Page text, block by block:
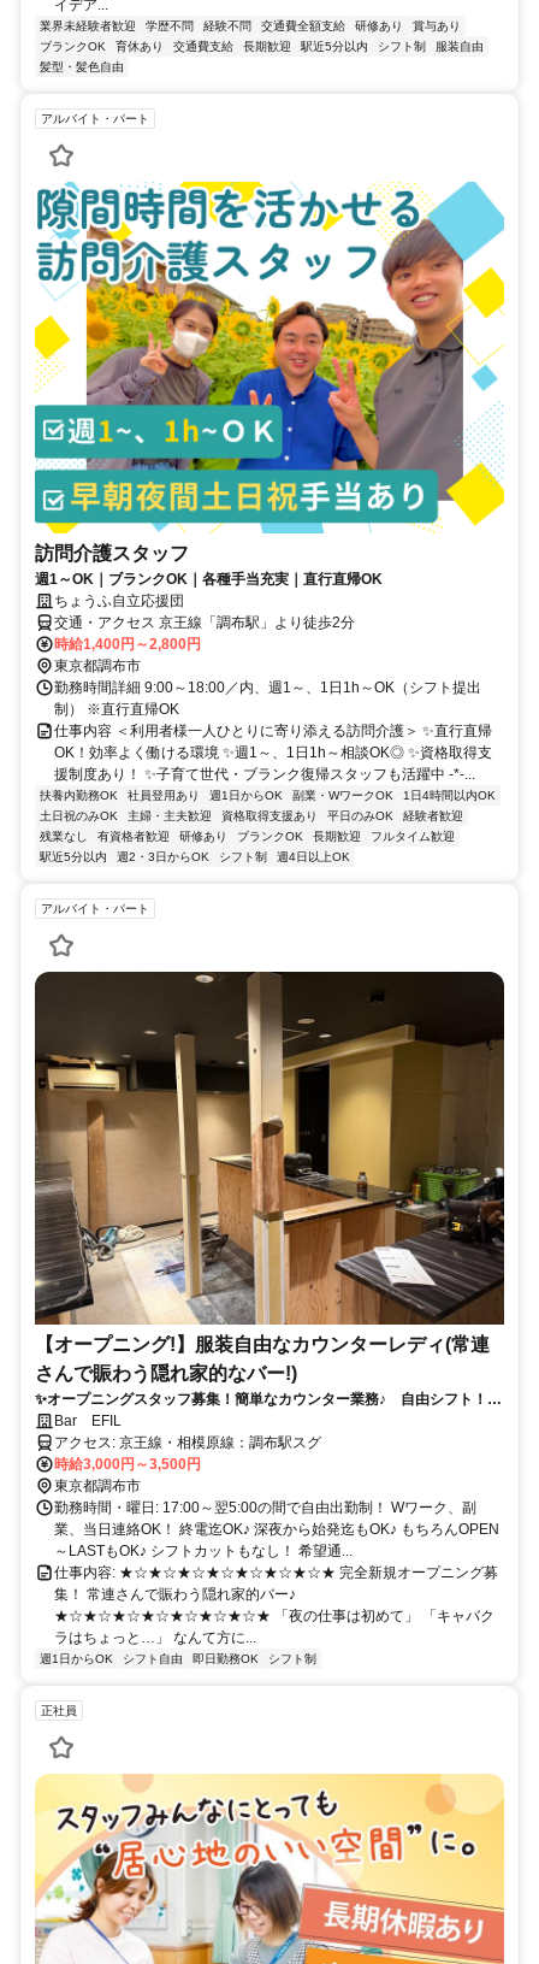
イデア...
業界未経験者歓迎 学歴不問 経験不問 交通費全額支給 研修あり
賞与あり
ブランクOK
育休あり 交通費支給 長期歓迎 駅近5分以内 シフト制
服装自由
髪型・髪色自由
アルバイト・パート
訪問介護スタッフ
週1～OK｜ブランクOK｜各種手当充実｜直行直帰OK
ちょうふ自立応援団
交通・アクセス 京王線「調布駅」より徒歩2分
時給1,400円～2,800円
東京都調布市
勤務時間詳細 9:00～18:00／内、週1～、1日1h～OK（シフト提出
制） ※直行直帰OK
仕事内容 ＜利用者様一人ひとりに寄り添える訪問介護＞ ✨直行直帰
OK！効率よく働ける環境 ✨週1～、1日1h～相談OK◎ ✨資格取得支
援制度あり！ ✨子育て世代・ブランク復帰スタッフも活躍中 -*-...
扶養内勤務OK 社員登用あり 週1日からOK 副業・WワークOK
1日4時間以内OK
土日祝のみOK
主婦・主夫歓迎 資格取得支援あり 平日のみOK
経験者歓迎
残業なし
有資格者歓迎 研修あり ブランクOK 長期歓迎
フルタイム歓迎
駅近5分以内
週2・3日からOK シフト制 週4日以上OK
アルバイト・パート
【オープニング!】服装自由なカウンターレディ(常連
さんで賑わう隠れ家的なバー!)
✨オープニングスタッフ募集！簡単なカウンター業務♪ 自由シフト！全
額日払い！履歴書不要！
Bar EFIL
アクセス: 京王線・相模原線：調布駅スグ
時給3,000円～3,500円
東京都調布市
勤務時間・曜日: 17:00～翌5:00の間で自由出勤制！ Wワーク、副
業、当日連絡OK！ 終電迄OK♪ 深夜から始発迄もOK♪ もちろんOPEN
～LASTもOK♪ シフトカットもなし！ 希望通...
仕事内容: ★☆★☆★☆★☆★☆★☆★☆★ 完全新規オープニング募
集！ 常連さんで賑わう隠れ家的バー♪
★☆★☆★☆★☆★☆★☆★☆★ 「夜の仕事は初めて」 「キャバク
ラはちょっと…」 なんて方に...
週1日からOK シフト自由 即日勤務OK シフト制
正社員